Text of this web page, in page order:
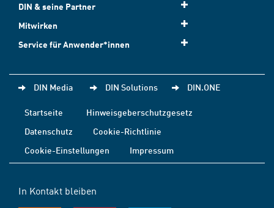
DIN & seine Partner
Mitwirken
Service für Anwender*innen
DIN Media DIN Solutions DIN.ONE
Startseite
Hinweisgeberschutzgesetz
Datenschutz
Cookie-Richtlinie
Cookie-Einstellungen
Impressum
In Kontakt bleiben